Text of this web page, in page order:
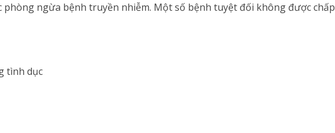
ngừa bệnh truyền nhiễm. Một số bệnh tuyệt đối không được chấp
tình dục